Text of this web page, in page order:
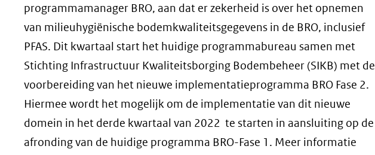
programmamanager BRO, aan dat er zekerheid is over het opnemen
van milieuhygiënische bodemkwaliteitsgegevens in de BRO, inclusief
PFAS. Dit kwartaal start het huidige programmabureau samen met
Stichting Infrastructuur Kwaliteitsborging Bodembeheer (SIKB) met de
voorbereiding van het nieuwe implementatieprogramma BRO Fase 2.
Hiermee wordt het mogelijk om de implementatie van dit nieuwe
domein in het derde kwartaal van 2022 te starten in aansluiting op de
afronding van de huidige programma BRO-Fase 1. Meer informatie